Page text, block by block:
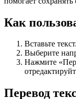
Как
Вставьте текст.
Выберите
Нажмите
Перевод